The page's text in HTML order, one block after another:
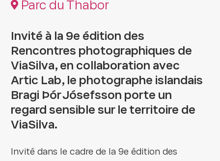
Parc du Thabor
Invité à la 9e édition des
Rencontres photographiques de
ViaSilva, en collaboration avec
Artic Lab, le photographe islandais
Bragi Þór Jósefsson porte un
regard sensible sur le territoire de
ViaSilva.
Invité dans le cadre de la 9e édition des